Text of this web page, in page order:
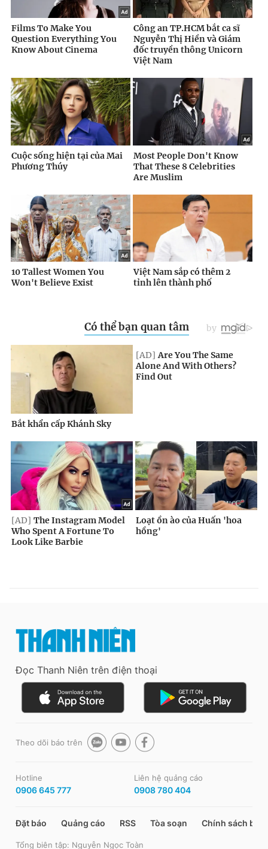
Đọc Thanh Niên trên điện thoại
Theo dõi báo trên
Hotline
0906 645 777
Liên hệ quảng cáo
0908 780 404
Đặt báo Quảng cáo RSS Tòa soạn Chính sách bảo
Tổng biên tập: Nguyễn Ngọc Toàn